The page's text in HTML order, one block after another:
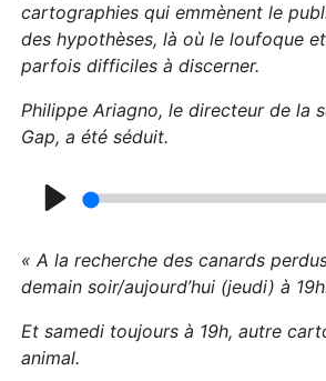
cartographies qui emmènent le
des hypothèses, là où le loufoque
parfois difficiles à discerner.
Philippe Ariagno, le directeur de la
Gap, a été séduit.
l
a
« A la recherche des canards
demain soir/aujourd’hui (jeudi) à
Et samedi toujours à 19h, autre
animal.